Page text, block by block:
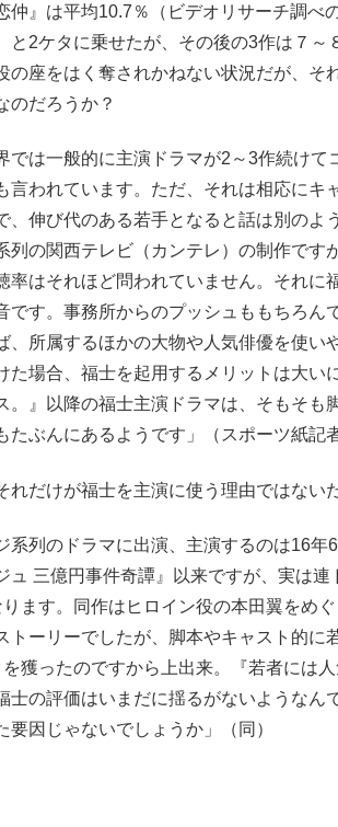
』は平均10.7％（ビデオリサーチ調べ
と2ケタに乗せたが、その後の3作は７～
の座をはく奪されかねない状況だが、そ
のだろうか？
では一般的に主演ドラマが2～3作続け
言われています。ただ、それは相応にキ
、伸び代のある若手となると話は別のよ
列の関西テレビ（カンテレ）の制作です
率はそれほど問われていません。それに
です。事務所からのプッシュももちろん
、所属するほかの大物や人気俳優を使い
た場合、福士を起用するメリットは大い
。』以降の福士主演ドラマは、そもそも
たぶんにあるようです」（スポーツ紙記者
だけが福士を主演に使う理由ではない
系列のドラマに出演、主演するのは16年
ュ 三億円事件奇譚』以来ですが、実は連
ます。同作はヒロイン役の本田翼をめ
トーリーでしたが、脚本やキャスト的に
獲ったのですから上出来。『若者には人
士の評価はいまだに揺るがないようなん
要因じゃないでしょうか」（同）